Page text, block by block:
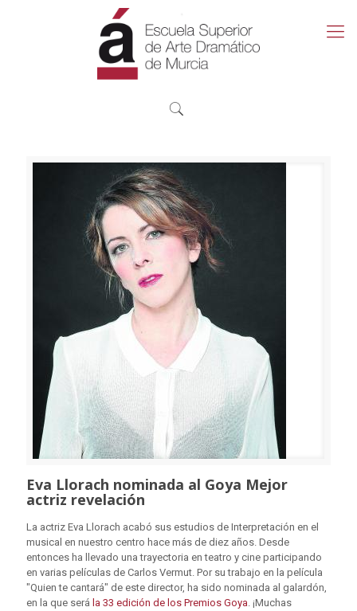
Eva Llorach nominada al Goya Mejor
actriz revelación
La actriz Eva Llorach acabó sus estudios de Interpretación en el
musical en nuestro centro hace más de diez años. Desde
entonces ha llevado una trayectoria en teatro y cine participando
en varias películas de Carlos Vermut. Por su trabajo en la película
"Quien te cantará" de este director, ha sido nominada al galardón,
en la que será la 33 edición de los Premios Goya. ¡Muchas